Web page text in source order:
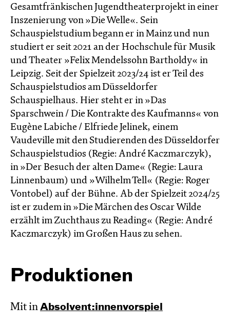
Gesamtfränkischen Jugendtheaterprojekt in einer
Inszenierung von »Die Welle«. Sein
Schauspielstudium begann er in Mainz und nun
studiert er seit 2021 an der Hochschule für Musik
und Theater »Felix Mendelssohn Bartholdy« in
Leipzig. Seit der Spielzeit 2023/24 ist er Teil des
Schauspielstudios am Düsseldorfer
Schauspielhaus. Hier steht er in »Das
Sparschwein / Die Kontrakte des Kaufmanns« von
Eugène Labiche / Elfriede Jelinek, einem
Vaudeville mit den Studierenden des Düsseldorfer
Schauspielstudios (Regie: André Kaczmarczyk),
in »Der Besuch der alten Dame« (Regie: Laura
Linnenbaum) und »Wilhelm Tell« (Regie: Roger
Vontobel) auf der Bühne. Ab der Spielzeit 2024/25
ist er zudem in »Die Märchen des Oscar Wilde
erzählt im Zucht­haus zu Reading« (Regie: André
Kacz­marc­zyk) im Großen Haus zu sehen.
Produktionen
Mit in Absol­vent:innen­vor­spiel